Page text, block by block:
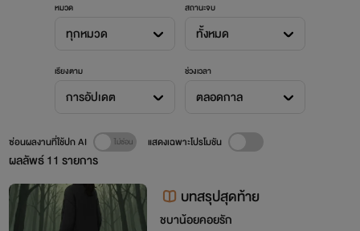
หมวด
ทุกหมวด
สถานะจบ
ทั้งหมด
เรียงตาม
การอัปเดต
ช่วงเวลา
ตลอดกาล
ผลลัพธ์11 รายการ
ซ่อนผลงานที่ใช้ปก AI แสดงเฉพาะโปรโมชัน
บทสรุปสุดท้าย
ชบาน้อยคอยรัก